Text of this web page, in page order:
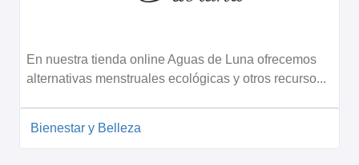
En nuestra tienda online Aguas de Luna ofrecemos
alternativas menstruales ecológicas y otros recurso...
Bienestar y Belleza